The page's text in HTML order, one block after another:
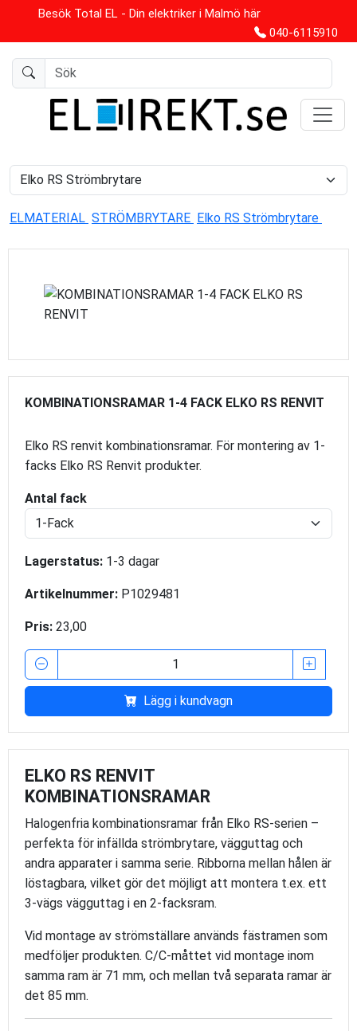
Besök Total EL - Din elektriker i Malmö här
040-6115910
ELMATERIAL STRÖMBRYTARE Elko RS Strömbrytare
KOMBINATIONSRAMAR 1-4 FACK ELKO RS RENVIT
Elko RS renvit kombinationsramar. För montering av 1-
facks Elko RS Renvit produkter.
Antal fack
Lagerstatus: 1-3 dagar
Artikelnummer: P1029481
Pris: 23,00
Lägg i kundvagn
ELKO RS RENVIT
KOMBINATIONSRAMAR
Halogenfria kombinationsramar från Elko RS-serien –
perfekta för infällda strömbrytare, vägguttag och
andra apparater i samma serie. Ribborna mellan hålen är
löstagbara, vilket gör det möjligt att montera t.ex. ett
3-vägs vägguttag i en 2-facksram.
Vid montage av strömställare används fästramen som
medföljer produkten. C/C-måttet vid montage inom
samma ram är 71 mm, och mellan två separata ramar är
det 85 mm.